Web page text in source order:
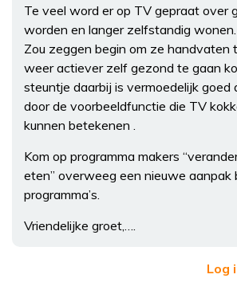
Te veel word er op TV gepraat over
worden en langer zelfstandig wonen.
Zou zeggen begin om ze handvaten
weer actiever zelf gezond te gaan
steuntje daarbij is vermoedelijk goed
door de voorbeeldfunctie die TV
kunnen betekenen .
Kom op programma makers
eten” overweeg een nieuwe aanpak
programma’s.
Vriendelijke groet,….
Log